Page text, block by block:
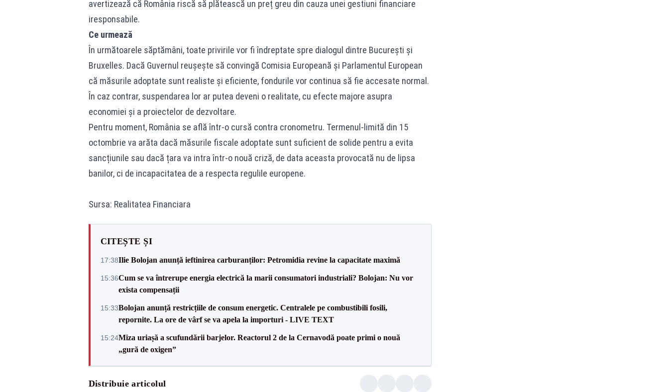
avertizează că România riscă să plătească un preț greu din cauza unei gestiuni financiare
iresponsabile.
Ce urmează
În următoarele săptămâni, toate privirile vor fi îndreptate spre dialogul dintre București și
Bruxelles. Dacă Guvernul reușește să convingă Comisia Europeană și Parlamentul European
că măsurile adoptate sunt realiste și eficiente, fondurile vor continua să fie accesate normal.
În caz contrar, suspendarea lor ar putea deveni o realitate, cu efecte majore asupra
economiei și a proiectelor de dezvoltare.
Pentru moment, România se află într-o cursă contra cronometru. Termenul-limită din 15
octombrie va arăta dacă măsurile fiscale adoptate sunt suficient de solide pentru a evita
sancțiunile sau dacă țara va intra într-o nouă criză, de data aceasta provocată nu de lipsa
banilor, ci de incapacitatea de a respecta regulile europene.
Sursa: Realitatea Financiara
CITEȘTE ȘI
17:38Ilie Bolojan anunță ieftinirea carburanților: Petromidia revine la capacitate maximă
15:36Cum se va întrerupe energia electrică la marii consumatori industriali? Bolojan: Nu vor
exista compensații
15:33Bolojan anunță restricțiile de consum energetic. Centralele pe combustibili fosili,
repornite. La ore de vârf se va apela la importuri - LIVE TEXT
15:24Miza uriașă a scufundării barjelor. Reactorul 2 de la Cernavodă poate primi o nouă
„gură de oxigen”
Distribuie articolul